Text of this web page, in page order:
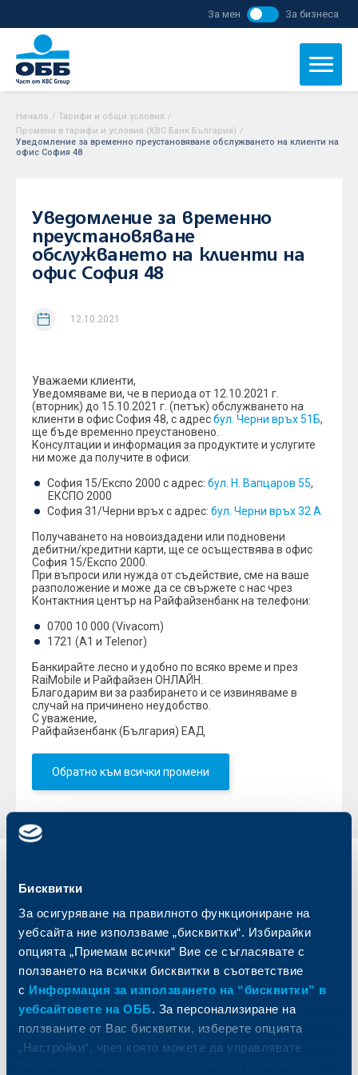
Бисквитки
За осигуряване на правилното функциониране на
уебсайта ние използваме „бисквитки“. Избирайки
опцията „Приемам всички“ Вие се съгласявате с
ползването на всички бисквитки в съответствие
с Информация за използването на “бисквитки” в
уебсайтовете на ОББ. За персонализиране на
ползваните от Вас бисквитки, изберете опцията
„Настройки“, чрез която можете да управлявате
За мен За бизнеса
Начало / Тарифи и общи условия /
Промени в тарифи и условия (KBC Банк България) /
Уведомление за временно преустановяване обслужването на клиенти на
офис София 48
Уведомление за временно
преустановяване
обслужването на клиенти на
офис София 48
12.10.2021
Уважаеми клиенти,
Уведомяваме ви, че в периода от 12.10.2021 г.
(вторник) до 15.10.2021 г. (петък) обслужването на
клиенти в офис София 48, с адресбул. Черни връх 51Б,
ще бъде временно преустановено.
Консултации и информация за продуктите и услугите
ни може да получите в офиси:
София 15/Експо 2000 с адрес: бул. Н. Вапцаров 55,
ЕКСПО 2000
София 31/Черни връх с адрес: бул. Черни връх 32 А
Получаването на новоиздадени или подновени
дебитни/кредитни карти, ще се осъществява в офис
София 15/Експо 2000.
При въпроси или нужда от съдействие, сме на ваше
разположение и може да се свържете с нас чрез
Контактния център на Райфайзенбанк на телефони:
0700 10 000 (Vivacom)
1721 (A1 и Telenor)
Банкирайтe лесно и удобно по всяко време и през
RaiMobile и Райфайзен ОНЛАЙН.
Благодарим ви за разбирането и се извиняваме в
случай на причинено неудобство.
С уважение,
Райфайзенбанк (България) ЕАД
Обратно към всички промени
клиенти
Карти
Сметки и плащания
Частно банкиране
Застраховки
Кредитиране
Управление на парични средства
и попечителски услуги
Факторинг
Кредити за собственици на фирми